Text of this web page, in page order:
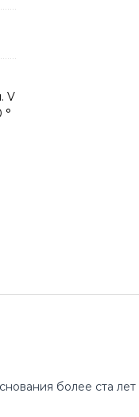
V
°
более ста лет